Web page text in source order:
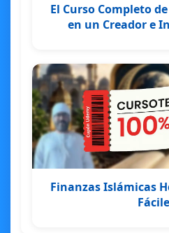
El Curso Completo
en un Creador e
Finanzas Islámicas